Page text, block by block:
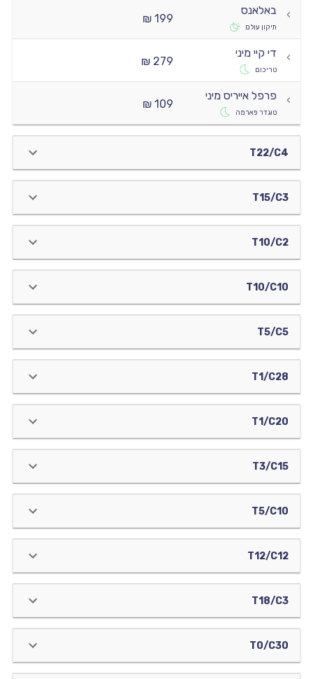
באלאנס
תיקון עולם
199 ₪
די קיי מיני
טריכום
279 ₪
פרפל אייריס מיני
טוגדר פארמה
109 ₪
T22/C4
T15/C3
T10/C2
T10/C10
T5/C5
T1/C28
T1/C20
T3/C15
T5/C10
T12/C12
T18/C3
T0/C30